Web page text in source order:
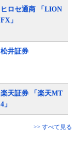
ヒロセ通商 「LION
FX」
松井証券
楽天証券 「楽天MT
4」
>> すべて見る